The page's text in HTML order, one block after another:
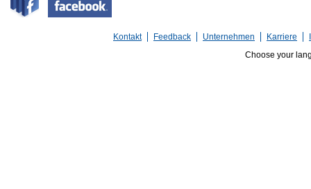
Kontakt Feedback Unternehmen Karriere
Choose your